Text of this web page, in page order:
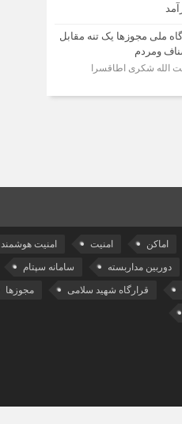
ملی مجوزها یک تنه مقابل
ومردم
الله شکری اطاقسرا
اماکن امنیت امنیت هوشمند
دوربین مداربسته سامانه سپتام
قرارگاه شهید سلامی مجوزها